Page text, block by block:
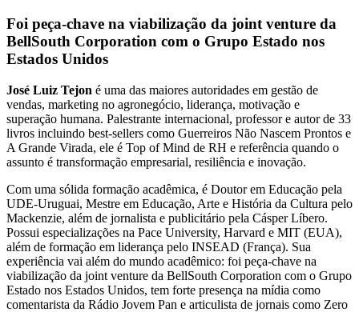
Foi peça-chave na viabilização da joint venture da
BellSouth Corporation com o Grupo Estado nos
Estados Unidos
José Luiz Tejon é uma das maiores autoridades em gestão de
vendas, marketing no agronegócio, liderança, motivação e
superação humana. Palestrante internacional, professor e autor de 33
livros incluindo best-sellers como Guerreiros Não Nascem Prontos e
A Grande Virada, ele é Top of Mind de RH e referência quando o
assunto é transformação empresarial, resiliência e inovação.
Com uma sólida formação acadêmica, é Doutor em Educação pela
UDE-Uruguai, Mestre em Educação, Arte e História da Cultura pelo
Mackenzie, além de jornalista e publicitário pela Cásper Líbero.
Possui especializações na Pace University, Harvard e MIT (EUA),
além de formação em liderança pelo INSEAD (França). Sua
experiência vai além do mundo acadêmico: foi peça-chave na
viabilização da joint venture da BellSouth Corporation com o Grupo
Estado nos Estados Unidos, tem forte presença na mídia como
comentarista da Rádio Jovem Pan e articulista de jornais como Zero